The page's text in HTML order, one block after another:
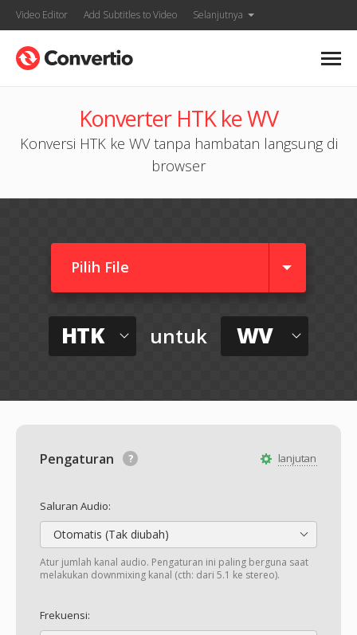
Video Editor Add Subtitles to Video Selanjutnya
Konverter HTK ke WV
Konversi HTK ke WV tanpa hambatan langsung di
browser
Pilih File
HTK untuk WV
lanjutan
Pengaturan
Saluran Audio:
Otomatis (Tak diubah)
Atur jumlah kanal audio. Pengaturan ini paling berguna saat
melakukan downmixing kanal (cth: dari 5.1 ke stereo).
Frekuensi: